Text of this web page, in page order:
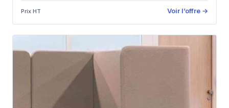
Prix HT Voir l’offre →